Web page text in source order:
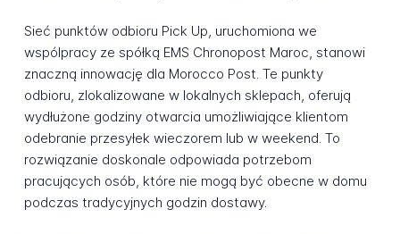
Sieć punktów odbioru Pick Up, uruchomiona we
wspólpracy ze spółką EMS Chronopost Maroc, stanowi
znaczną innowację dla Morocco Post. Te punkty
odbioru, zlokalizowane w lokalnych sklepach, oferują
wydłużone godziny otwarcia umożliwiające klientom
odebranie przesyłek wieczorem lub w weekend. To
rozwiązanie doskonale odpowiada potrzebom
pracujących osób, które nie mogą być obecne w domu
podczas tradycyjnych godzin dostawy.